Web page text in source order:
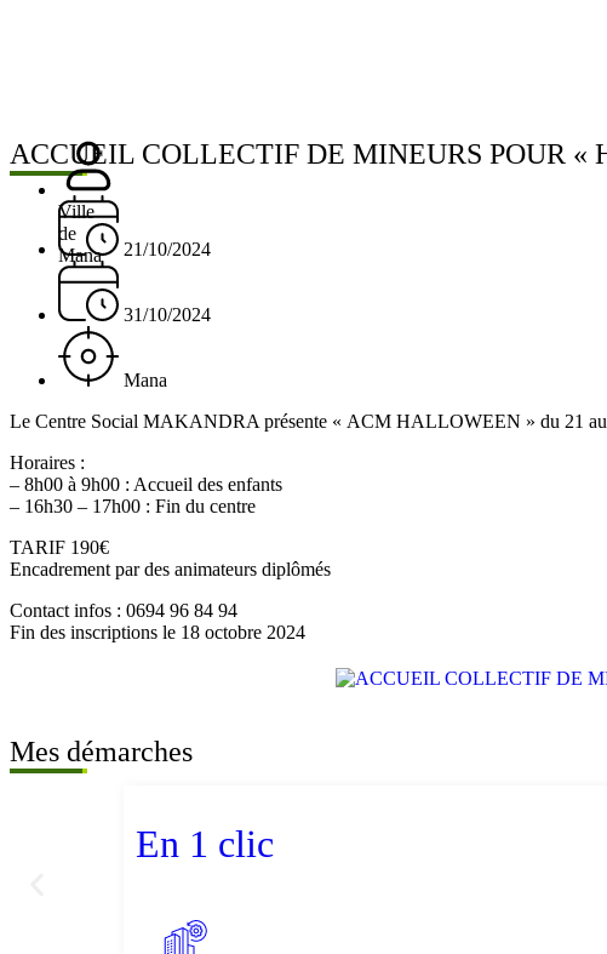
Ville
de
Mana
ACCUEIL COLLECTIF DE MINEURS POUR «
21/10/2024
31/10/2024
Mana
Le Centre Social MAKANDRA présente « ACM HALLOWEEN » du 21 au
Horaires :
– 8h00 à 9h00 : Accueil des enfants
– 16h30 – 17h00 : Fin du centre
TARIF 190€
Encadrement par des animateurs diplômés
Contact infos : 0694 96 84 94
Fin des inscriptions le 18 octobre 2024
Mes démarches
En 1 clic